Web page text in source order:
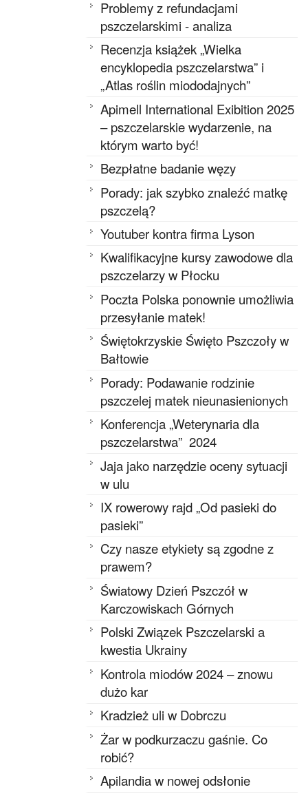
Problemy z refundacjami
pszczelarskimi - analiza
Recenzja książek „Wielka
encyklopedia pszczelarstwa” i
„Atlas roślin miododajnych”
Apimell International Exibition 2025
– pszczelarskie wydarzenie, na
którym warto być!
Bezpłatne badanie węzy
Porady: jak szybko znaleźć matkę
pszczelą?
Youtuber kontra firma Lyson
Kwalifikacyjne kursy zawodowe dla
pszczelarzy w Płocku
Poczta Polska ponownie umożliwia
przesyłanie matek!
Świętokrzyskie Święto Pszczoły w
Bałtowie
Porady: Podawanie rodzinie
pszczelej matek nieunasienionych
Konferencja „Weterynaria dla
pszczelarstwa” 2024
Jaja jako narzędzie oceny sytuacji
w ulu
IX rowerowy rajd „Od pasieki do
pasieki”
Czy nasze etykiety są zgodne z
prawem?
Światowy Dzień Pszczół w
Karczowiskach Górnych
Polski Związek Pszczelarski a
kwestia Ukrainy
Kontrola miodów 2024 – znowu
dużo kar
Kradzież uli w Dobrczu
Żar w podkurzaczu gaśnie. Co
robić?
Apilandia w nowej odsłonie